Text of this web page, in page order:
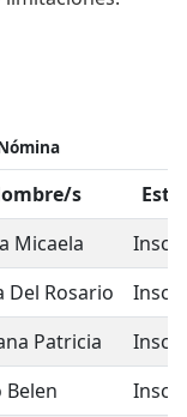
s
Micaela
Del Rosario
Patricia
Belen